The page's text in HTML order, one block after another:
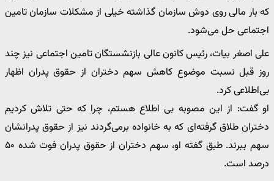
که بار مالی روی دوش سازمان گذاشته خیلی از مشکلات سازمان تامین
اجتماعی حل می‌شود.
علی اصغر بیات، رئیس کانون عالی بازنشستگان تامین اجتماعی نیز چند
روز قبل نسبت موضوع کاهش سهم دختران از حقوق پدران اظهار
بی‌اطلاعی کرد.
او گفت: از این مصوبه بی اطلاع هستم، چرا که حتی تلاش کردیم
دختران طلاق گرفته‌ای که به خانواده برمی‌گردند نیز از حقوق پدرانشان
سهم ببرند. طبق گفته او، سهم دختران از حقوق پدران فوت شده ۵۰
درصد است.